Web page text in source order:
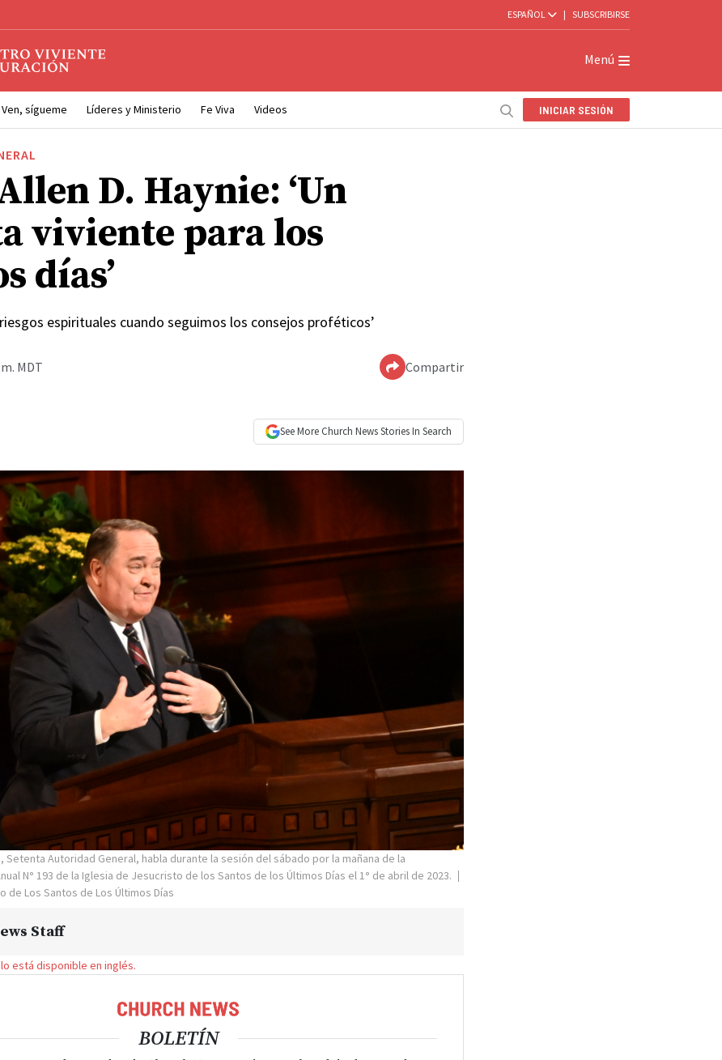
ESPAÑOL | SUBSCRIBIRSE
Menú
Ven, sígueme Líderes y Ministerio Fe Viva Videos INICIAR SESIÓN
D. Haynie: ‘Un
viviente para los
días’
espirituales cuando seguimos los consejos proféticos’
MDT Compartir
See More Church NewsStories In Search
Setenta Autoridad General, habla durante la sesión del sábado por la mañana de la
N° 193 de la Iglesia de Jesucristo de los Santos de los Últimos Días el 1° de abril de 2023.
de Los Santos de Los Últimos Días
Staff
está disponible en inglés.
BOLETÍN